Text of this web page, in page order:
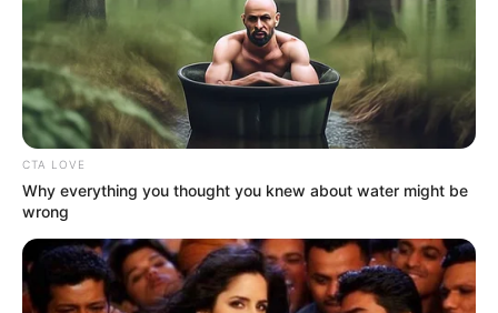
Tenemos todas las noticias que le
interesan. Para estar bien informado, por
favor, active las notificaciones de Alerta.
ACTIVAR AHORA
TEMAS DESTACADOS
CTA LOVE
Why everything you thought you knew about water might be
wrong